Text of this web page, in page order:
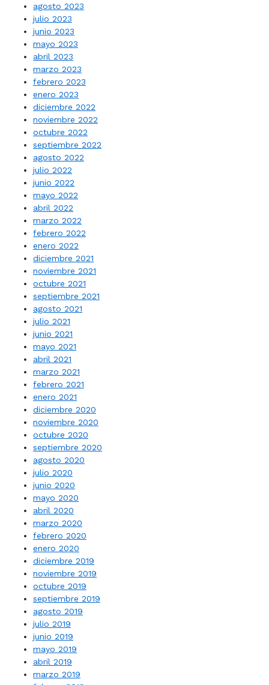
agosto 2023
julio 2023
junio 2023
mayo 2023
abril 2023
marzo 2023
febrero 2023
enero 2023
diciembre 2022
noviembre 2022
octubre 2022
septiembre 2022
agosto 2022
julio 2022
junio 2022
mayo 2022
abril 2022
marzo 2022
febrero 2022
enero 2022
diciembre 2021
noviembre 2021
octubre 2021
septiembre 2021
agosto 2021
julio 2021
junio 2021
mayo 2021
abril 2021
marzo 2021
febrero 2021
enero 2021
diciembre 2020
noviembre 2020
octubre 2020
septiembre 2020
agosto 2020
julio 2020
junio 2020
mayo 2020
abril 2020
marzo 2020
febrero 2020
enero 2020
diciembre 2019
noviembre 2019
octubre 2019
septiembre 2019
agosto 2019
julio 2019
junio 2019
mayo 2019
abril 2019
marzo 2019